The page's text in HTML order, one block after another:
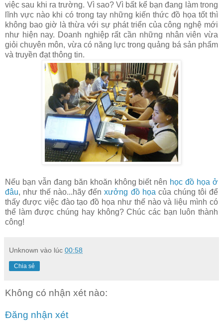
việc sau khi ra trường. Vì sao? Vì bất kể bạn đang làm trong
lĩnh vực nào khi có trong tay những kiến thức đồ họa tốt thì
không bao giờ là thừa với sự phát triển của công nghệ mới
như hiện nay. Doanh nghiệp rất cần những nhân viên vừa
giỏi chuyên môn, vừa có năng lực trong quảng bá sản phẩm
và truyền đạt thông tin.
Nếu bạn vẫn đang băn khoăn không biết nên học đồ họa ở
đâu, như thế nào...hãy đến xưởng đồ họa của chúng tôi để
thấy được việc đào tạo đồ họa như thế nào và liệu mình có
thể làm được chúng hay không? Chúc các bạn luôn thành
công!
Unknown vào lúc 00:58
Chia sẻ
Không có nhận xét nào:
Đăng nhận xét